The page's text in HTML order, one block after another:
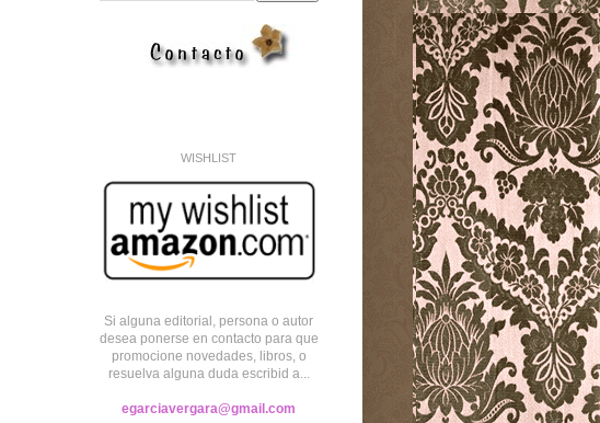
WISHLIST
Si alguna editorial, persona o autor
desea ponerse en contacto para que
promocione novedades, libros, o
resuelva alguna duda escribid a...
egarciavergara@gmail.com